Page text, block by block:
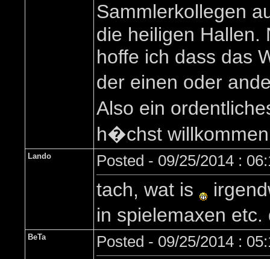
Sammlerkollegen
die heiligen Hallen.
hoffe ich dass das
der einen oder
Also ein
h�chst
Lando Posted - 09/25/2014 :
tach, wat is
in spielemaxen
BeTa Posted - 09/25/2014 :